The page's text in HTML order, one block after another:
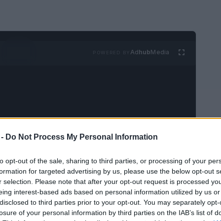
Do Not Process My Personal Information
opt-out of the sale, sharing to third parties, or processing of your
for targeted advertising by us, please use the below opt-out
selection. Please note that after your opt-out request is processed
interest-based ads based on personal information utilized by us
to third parties prior to your opt-out. You may separately
of your personal information by third parties on the IAB’s list of
AdhubMedia
en la hermosa Sicilia, se encuentra
pueblo que, a pesar de su tamaño, atrae a
un lugar donde el Mar Jónico se
del mundo ofrece una mezcla única
cultura vibrante que se siente a cada